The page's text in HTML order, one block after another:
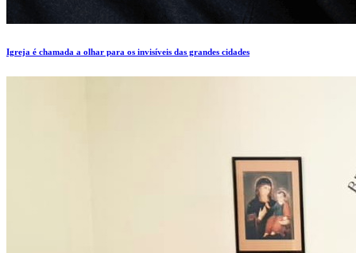
Igreja é chamada a olhar para os invisíveis das grandes cidades